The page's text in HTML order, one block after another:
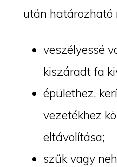
után határozható
veszélyessé
kiszáradt fa
épülethez,
vezetékhez
eltávolítása;
szűk vagy